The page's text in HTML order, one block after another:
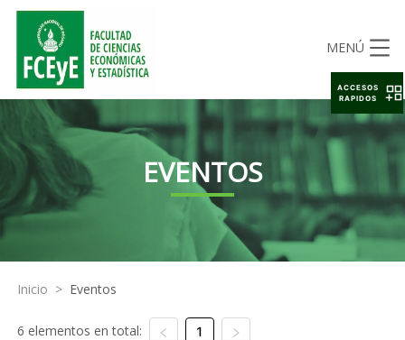
MENÚ
EVENTOS
Inicio > Eventos
6 elementos en total: 1
ACCESOS
RAPIDOS